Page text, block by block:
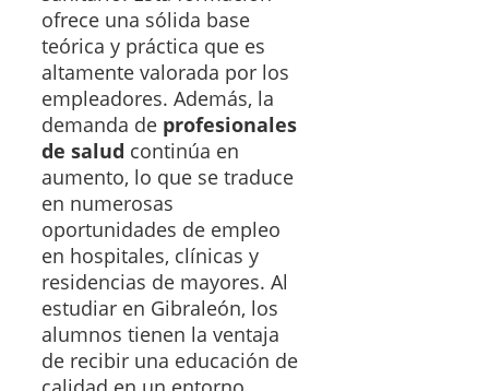
ofrece una sólida base
teórica y práctica que es
altamente valorada por los
empleadores. Además, la
demanda de profesionales
de salud continúa en
aumento, lo que se traduce
en numerosas
oportunidades de empleo
en hospitales, clínicas y
residencias de mayores. Al
estudiar en Gibraleón, los
alumnos tienen la ventaja
de recibir una educación de